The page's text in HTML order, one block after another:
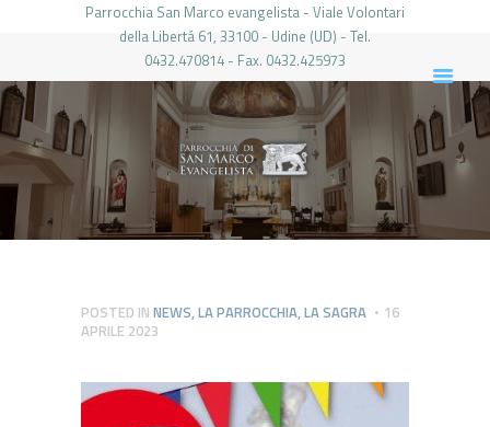
Parrocchia San Marco evangelista - Viale Volontari
della Libertá 61, 33100 - Udine (UD) - Tel.
0432.470814 - Fax. 0432.425973
PARROCCHIA DI SAN MARCO UDINE
HOME
LA PARROCCHIA
IL PARROCO
LE ATTIVITÀ
PIERABECH
FOTO E VIDEO
CONTATTI
LOGIN
POSTED IN NEWS,LA PARROCCHIA,LA SAGRA
16
APRILE 2023